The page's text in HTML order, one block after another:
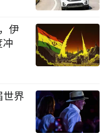
伊
冲
世界